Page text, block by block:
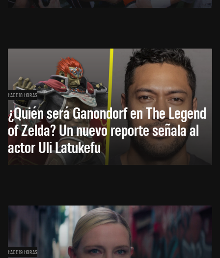
HACE 18 HORAS
¿Quién será Ganondorf en The Legend
of Zelda? Un nuevo reporte señala al
actor Uli Latukefu
HACE 19 HORAS